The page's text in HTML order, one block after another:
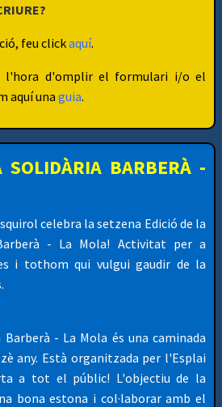
feu clickaquí.
l'hora d'omplir el formulari i/o el
aquí una guia.
SOLIDÀRIA BARBERÀ -
celebra la setzena Edició de la
- La Mola! Activitat per a
i tothom qui vulgui gaudir de la
Barberà - La Mola és una caminada
any. Està organitzada per l'Esplai
a tot el públic! L'objectiu de la
bona estona i col·laborar amb el